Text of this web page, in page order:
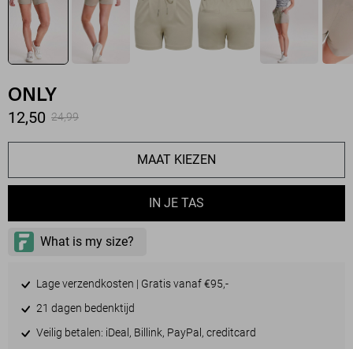
ONLY
12,50 24,99
MAAT KIEZEN
IN JE TAS
Lage verzendkosten | Gratis vanaf €95,-
21 dagen bedenktijd
Veilig betalen: iDeal, Billink, PayPal, creditcard